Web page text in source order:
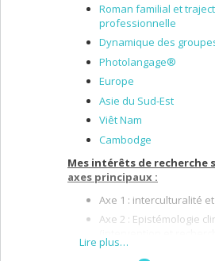
Roman familial et
professionnelle
Dynamique des
Photolangage®
Europe
Asie du Sud-Est
Viêt Nam
Cambodge
Mes intérêts de recherche
axes principaux :
Axe 1 : interculturalité
Axe 2 : Epistémologie
d’interculturalité.
Lire plus…